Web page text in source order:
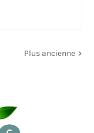
Plus ancienne